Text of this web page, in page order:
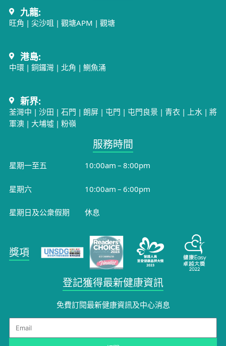
九龍:
旺角 | 尖沙咀 | 觀塘APM | 觀塘
港島:
中環| 銅鑼灣 | 北角 | 鰂魚涌
新界:
荃灣中 | 沙田 | 石門 | 朗屏| 屯門 | 屯門良景 | 青衣 | 上水| 將
軍澳| 大埔墟| 粉嶺
服務時間​
星期一至五 10:00am – 8:00pm
星期六 10:00am – 6:00pm
星期日及公衆假期 休息
登記獲得最新健康資訊
免費訂閱最新健康資訊及中心消息
Email
獎項